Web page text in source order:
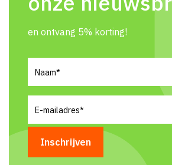
en ontvang 5% korting!
mailadres(Vereist)